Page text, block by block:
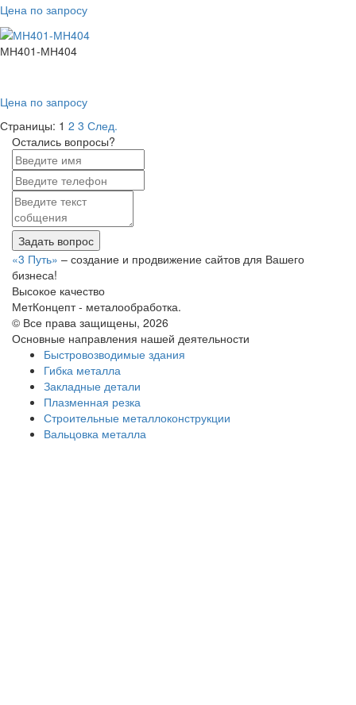
Цена по запросу
МН401-МН404
Цена по запросу
Страницы: 1 2 3 След.
Остались вопросы?
Задать вопрос
«3 Путь» – создание и продвижение сайтов для Вашего
бизнеса!
Высокое качество
МетКонцепт - металообработка.
© Все права защищены, 2026
Основные направления нашей деятельности
Быстровозводимые здания
Гибка металла
Закладные детали
Плазменная резка
Строительные металлоконструкции
Вальцовка металла